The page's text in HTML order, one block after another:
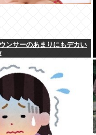
ンサーのあまりにもデカい